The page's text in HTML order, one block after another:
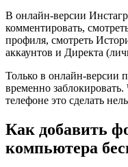
В онлайн-версии
комментировать,
профиля, смотреть
аккаунтов и Директа
Только в онлайн-версии
временно
телефоне это сделать
Как добавить
компьютера